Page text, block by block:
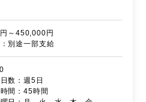
～450,000円
別途一部支給
数：週5日
間：45時間